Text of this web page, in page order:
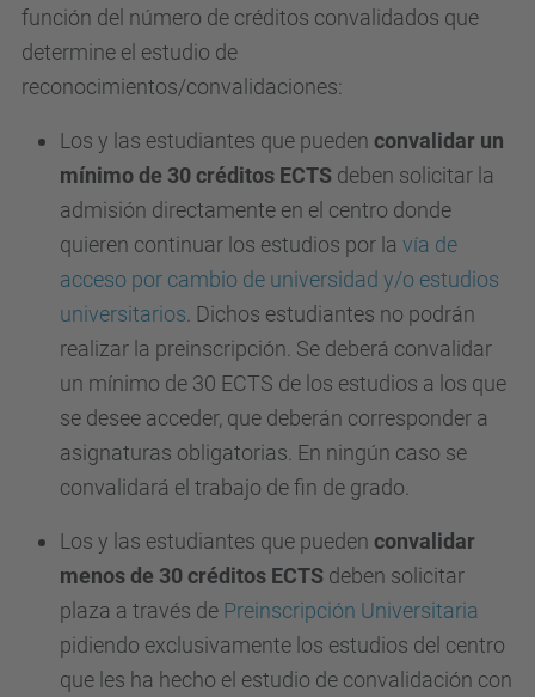
función del número de créditos convalidados que
determine el estudio de
reconocimientos/convalidaciones:
Los y las estudiantes que pueden convalidar un
mínimo de 30 créditos ECTS deben solicitar la
admisión directamente en el centro donde
quieren continuar los estudios por la vía de
acceso por cambio de universidad y/o estudios
universitarios . Dichos estudiantes no podrán
realizar la preinscripción. Se deberá convalidar
un mínimo de 30 ECTS de los estudios a los que
se desee acceder, que deberán corresponder a
asignaturas obligatorias. En ningún caso se
convalidará el trabajo de fin de grado.
Los y las estudiantes que pueden convalidar
menos de 30 créditos ECTS deben solicitar
plaza a través de Preinscripción Universitaria
pidiendo exclusivamente los estudios del centro
que les ha hecho el estudio de convalidación con